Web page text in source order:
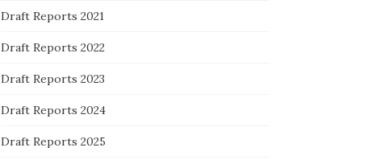
Draft Reports 2021
Draft Reports 2022
Draft Reports 2023
Draft Reports 2024
Draft Reports 2025